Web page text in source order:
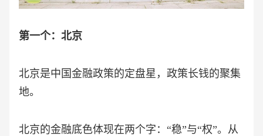
第一个：北京
北京是中国金融政策的定盘星，政策长钱的聚集
地。
北京的金融底色体现在两个字： “稳”与“权”。从